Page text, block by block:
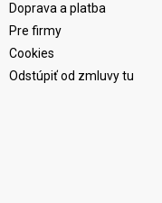
Doprava a platba
Pre firmy
Cookies
Odstúpiť od zmluvy tu